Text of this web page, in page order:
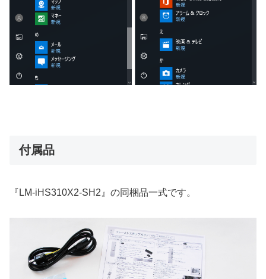
付属品
『LM-iHS310X2-SH2』の同梱品一式です。